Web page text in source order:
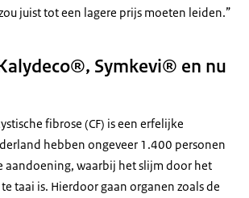
juist tot een lagere prijs moeten leiden.”
Symkevi® en nu
fibrose (CF) is een erfelijke
hebben ongeveer 1.400 personen
aandoening, waarbij het slijm door het
taai is. Hierdoor gaan organen zoals de